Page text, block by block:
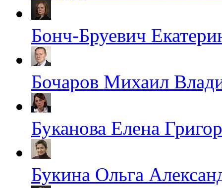
Бонч-Бруевич
Бочаров Михаил
Буканова Елена
Букина Ольга